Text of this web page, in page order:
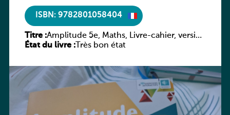
ISBN: 9782801058404
Titre :Amplitude 5e, Maths, Livre-cahier, version
luxembourgeoise
État du livre :Très bon état